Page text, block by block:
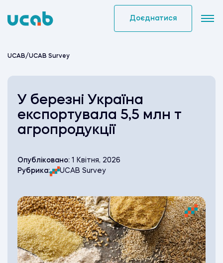
to
Доєднатися
UCAB/UCAB Survey
У березні Україна
експортувала 5,5 млн т
агропродукції
Опубліковано: 1 Квітня, 2026
Рубрика:
UCAB Survey